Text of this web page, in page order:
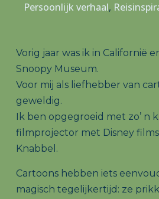
Persoonlijk verhaal,
Vorig jaar was ik in Californië
Snoopy Museum.
Voor mij als liefhebber van
geweldig.
Ik ben opgegroeid met zo’ n
filmprojector met Disney
Knabbel.
Cartoons hebben iets
magisch tegelijkertijd: ze